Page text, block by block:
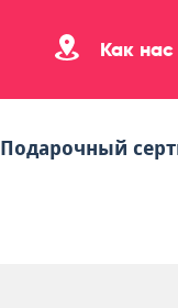
Как
Подарочный